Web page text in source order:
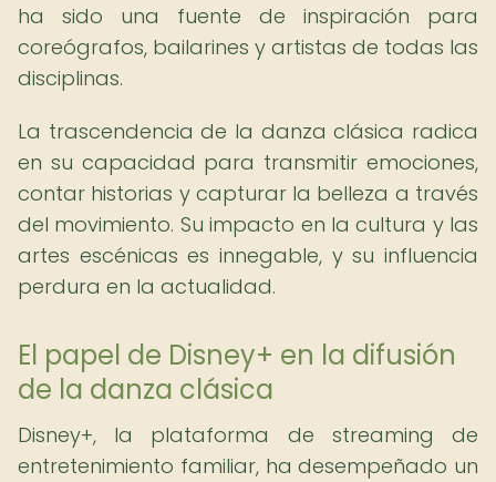
ha sido una fuente de inspiración para
coreógrafos, bailarines y artistas de todas las
disciplinas.
La trascendencia de la danza clásica radica
en su capacidad para transmitir emociones,
contar historias y capturar la belleza a través
del movimiento. Su impacto en la cultura y las
artes escénicas es innegable, y su influencia
perdura en la actualidad.
El papel de Disney+ en la difusión
de la danza clásica
Disney+, la plataforma de streaming de
entretenimiento familiar, ha desempeñado un